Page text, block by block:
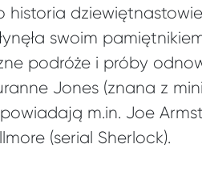
historia
swoim
podróże i próby
Jones (znana z
m.in. Joe
(serial Sherlock).